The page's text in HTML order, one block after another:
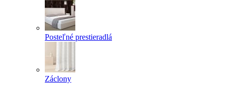
Posteľné prestieradlá
Záclony